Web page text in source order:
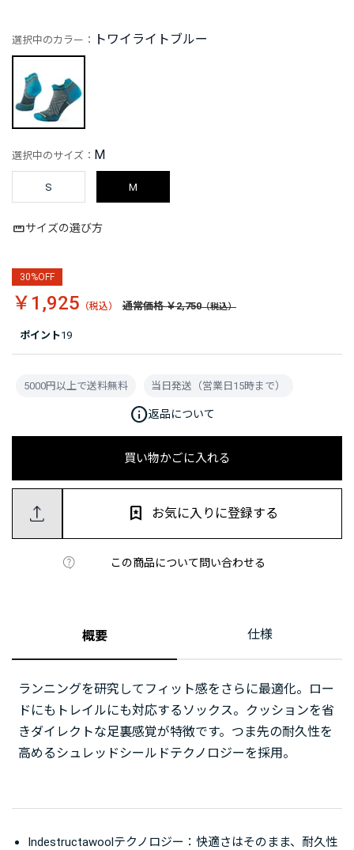
ポイント19
選択中のカラー： トワイライトブルー
選択中のサイズ： M
S M
サイズの選び方
30%OFF
￥1,925 通常価格 ￥2,750
買い物かごに入れる
この商品について問い合わせる
お気に入りに登録する
5000円以上で送料無料 当日発送（営業日15時まで）
info返品について
概要 仕様
ランニングを研究してフィット感をさらに最適化。ロー
ドにもトレイルにも対応するソックス。クッションを省
きダイレクトな足裏感覚が特徴です。つま先の耐久性を
高めるシュレッドシールドテクノロジーを採用。
Indestructawoolテクノロジー：快適さはそのまま、耐久性